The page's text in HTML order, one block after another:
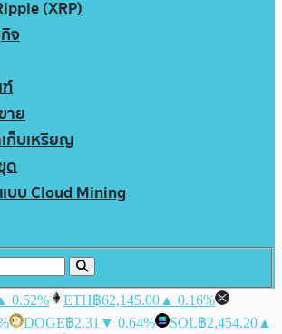
(XRP)
จ
าย
เก็บเหรียญ
ด
บบ Cloud Mining
0.52% ETH฿62,145.00 ▲ 0.16%
DOGE฿2.31 ▼ 0.64% SOL฿2,454.20 ▲